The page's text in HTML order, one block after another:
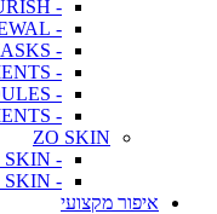
- HYDRATE & NOURISH
- RENEWAL
- MASKS
- PROTECTION COEFFICIENTS
- AMPOULES
- BODY TREATMENTS
ZO SKIN
- ZO SKIN מארזים
- ZO SKIN מוצרים
איפור מקצועי